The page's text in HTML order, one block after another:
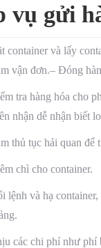
vụ gửi
container và lấy
vận đơn.– Đóng
tra hàng hóa cho
nhận dễ nhận biết
thủ tục hải quan để
chì cho container.
lệnh và hạ container,
các chi phí như